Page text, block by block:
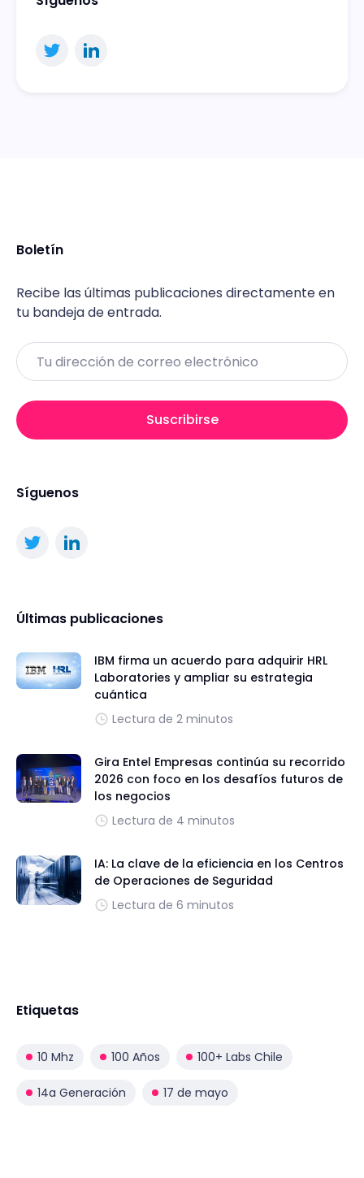
Boletín
Recibe las últimas publicaciones directamente en
tu bandeja de entrada.
Email
Suscribirse
Síguenos
Últimas publicaciones
IBM firma un acuerdo para adquirir HRL
Laboratories y ampliar su estrategia
cuántica
Lectura de 2 minutos
Gira Entel Empresas continúa su recorrido
2026 con foco en los desafíos futuros de
los negocios
Lectura de 4 minutos
IA: La clave de la eficiencia en los Centros
de Operaciones de Seguridad
Lectura de 6 minutos
Etiquetas
10 Mhz 100 Años 100+ Labs Chile
14a Generación 17 de mayo